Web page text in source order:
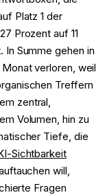
Platz 1 der
Prozent auf 11
In Summe gehen in
verloren, weil
Treffern
zentral,
Volumen, hin zu
Tiefe, die
Sichtbarkeit
will,
Fragen